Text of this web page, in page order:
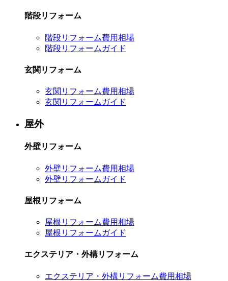
階段リフォーム
階段リフォーム費用相場
階段リフォームガイド
玄関リフォーム
玄関リフォーム費用相場
玄関リフォームガイド
屋外
外壁リフォーム
外壁リフォーム費用相場
外壁リフォームガイド
屋根リフォーム
屋根リフォーム費用相場
屋根リフォームガイド
エクステリア・外構リフォーム
エクステリア・外構リフォーム費用相場